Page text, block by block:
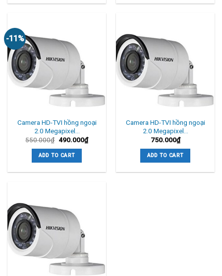
-11%
Camera HD-TVI hồng ngoại
2.0 Megapixel…
550.000₫ 490.000₫
ADD TO CART
Camera HD-TVI hồng ngoại
2.0 Megapixel…
750.000₫
ADD TO CART